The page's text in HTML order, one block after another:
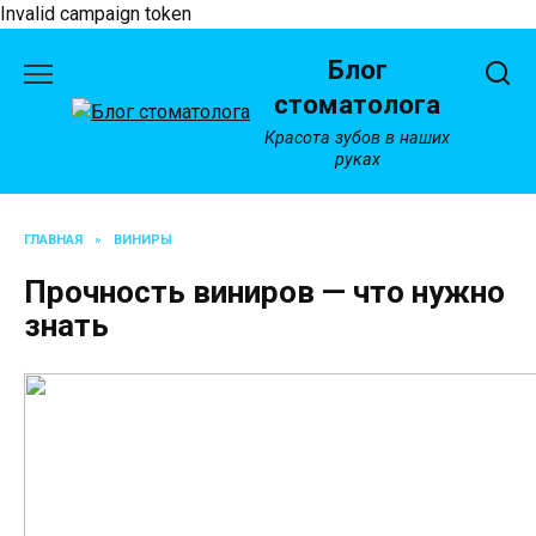
Invalid campaign token
содержанию
Блог
стоматолога
Красота зубов в наших
руках
ГЛАВНАЯ » ВИНИРЫ
Прочность виниров — что нужно
знать